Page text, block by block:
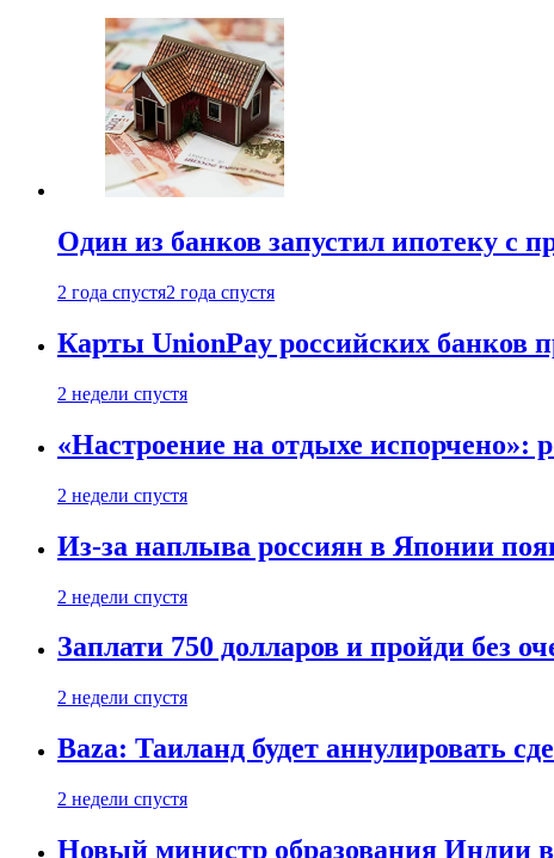
Один из банков запустил ипотеку с
2 года спустя2 года спустя
Карты UnionPay российских банков
2 недели спустя
«Настроение на отдыхе испорчено»:
2 недели спустя
Из-за наплыва россиян в Японии
2 недели спустя
Заплати 750 долларов и пройди без
2 недели спустя
Baza: Таиланд будет аннулировать
2 недели спустя
Новый министр образования Индии